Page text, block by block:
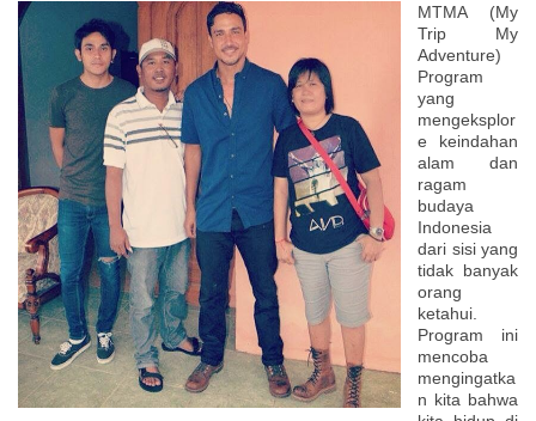
MTMA (My
Trip My
Adventure)
Program
yang
mengeksplor
e keindahan
alam dan
ragam
budaya
Indonesia
dari sisi yang
tidak banyak
orang
ketahui.
Program ini
mencoba
mengingatka
n kita bahwa